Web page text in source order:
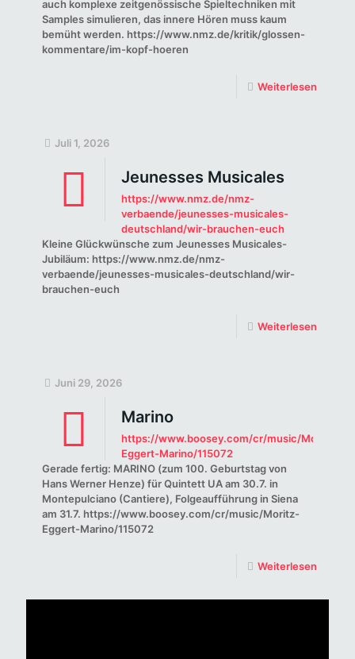
auch komplexe zeitgenössische Spieltechniken mit
Samples simulieren, das innere Hören muss kaum
bemüht werden. https://www.nmz.de/kritik/glossen-
kommentare/im-kopf-hoeren
Weiterlesen
Juli 1, 2026
Jeunesses Musicales
https://www.nmz.de/nmz-
verbaende/jeunesses-musicales-
deutschland/wir-brauchen-euch
Kleine Glückwünsche zum Jeunesses Musicales-
Jubiläum: https://www.nmz.de/nmz-
verbaende/jeunesses-musicales-deutschland/wir-
brauchen-euch
Weiterlesen
Juni 29, 2026
Marino
https://www.boosey.com/cr/music/Moritz-
Eggert-Marino/115072
Gerade fertig: MARINO (zum 100. Geburtstag von
Hans Werner Henze) für Quintett UA am 30.7. in
Montepulciano (Cantiere), Folgeaufführung in Siena
am 31.7. https://www.boosey.com/cr/music/Moritz-
Eggert-Marino/115072
Weiterlesen